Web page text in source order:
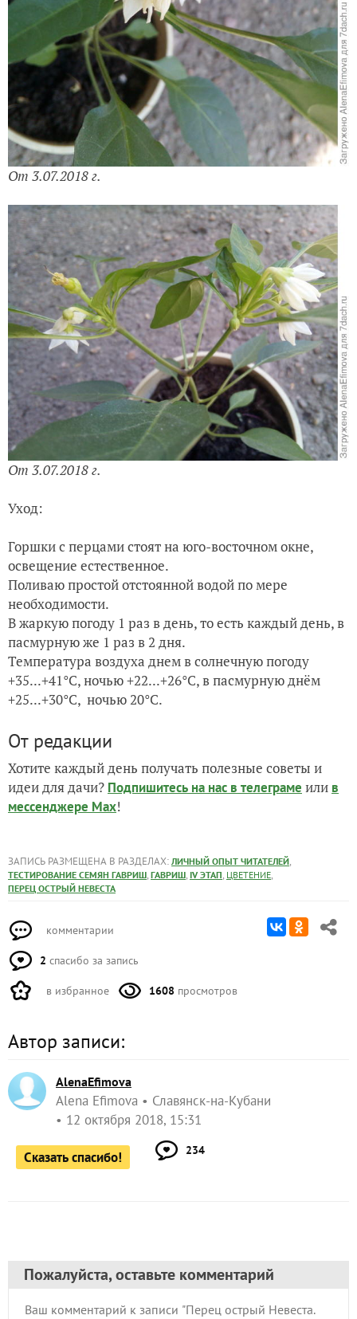
От 3.07.2018 г.
От 3.07.2018 г.
Уход:
Горшки с перцами стоят на юго-восточном окне,
освещение естественное.
Поливаю простой отстоянной водой по мере
необходимости.
В жаркую погоду 1 раз в день, то есть каждый день, в
пасмурную же 1 раз в 2 дня.
Температура воздуха днем в солнечную погоду
+35...+41°С, ночью +22...+26°С, в пасмурную днём
+25...+30°С, ночью 20°С.
От редакции
Хотите каждый день получать полезные советы и
идеи для дачи? Подпишитесь на нас в телеграме или в
мессенджере Max!
ЗАПИСЬ РАЗМЕЩЕНА В РАЗДЕЛАХ: ЛИЧНЫЙ ОПЫТ ЧИТАТЕЛЕЙ,
ТЕСТИРОВАНИЕ СЕМЯН ГАВРИШ, ГАВРИШ, IV ЭТАП, ЦВЕТЕНИЕ,
ПЕРЕЦ ОСТРЫЙ НЕВЕСТА
комментарии
2 спасибо за запись
в избранное 1608 просмотров
Автор записи:
AlenaEfimova
Alena Efimova
Славянск-на-Кубани
12 октября 2018, 15:31
Сказать спасибо! 234
Пожалуйста, оставьте комментарий